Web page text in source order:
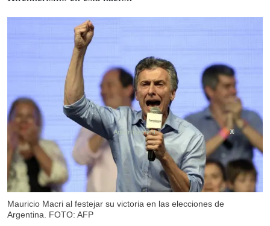
Mauricio Macri al festejar su victoria en las elecciones de
Argentina. FOTO: AFP
X